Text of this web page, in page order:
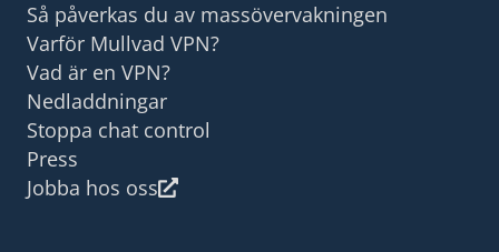
Så påverkas du av massövervakningen
Varför Mullvad VPN?
Vad är en VPN?
Nedladdningar
Stoppa chat control
Press
Jobba hos oss